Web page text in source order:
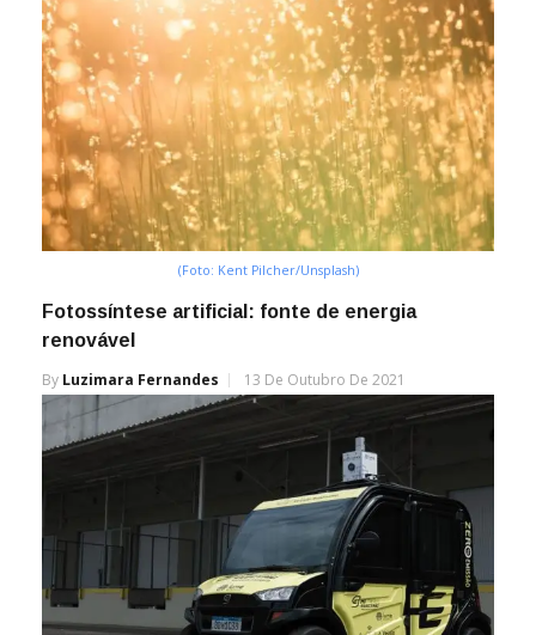
(Foto: Kent Pilcher/Unsplash)
Fotossíntese artificial: fonte de energia
renovável
By Luzimara Fernandes 13 De Outubro De 2021